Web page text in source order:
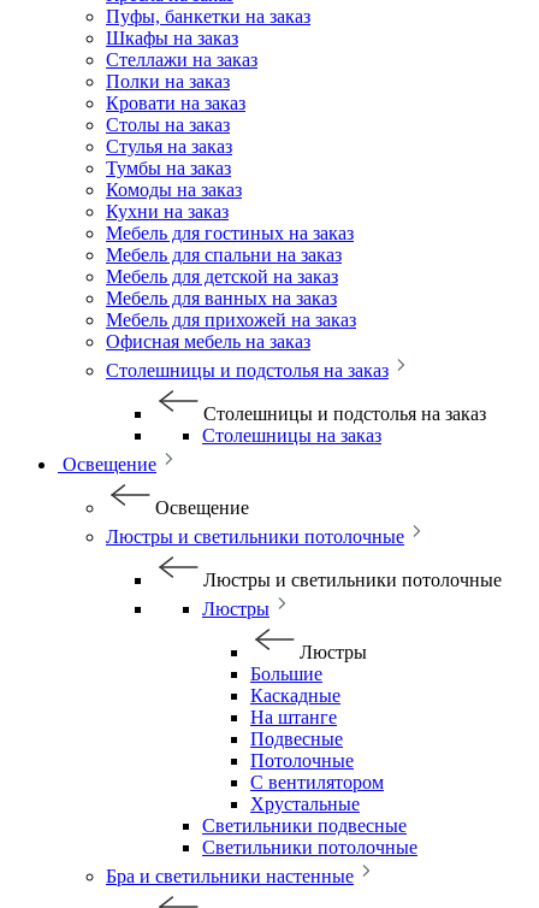
Пуфы, банкетки на заказ
Шкафы на заказ
Стеллажи на заказ
Полки на заказ
Кровати на заказ
Столы на заказ
Стулья на заказ
Тумбы на заказ
Комоды на заказ
Кухни на заказ
Мебель для гостиных на заказ
Мебель для спальни на заказ
Мебель для детской на заказ
Мебель для ванных на заказ
Мебель для прихожей на заказ
Офисная мебель на заказ
Столешницы и подстолья на заказ
Столешницы и подстолья на заказ
Столешницы на заказ
Освещение
Освещение
Люстры и светильники потолочные
Люстры и светильники потолочные
Люстры
Люстры
Большие
Каскадные
На штанге
Подвесные
Потолочные
С вентилятором
Хрустальные
Светильники подвесные
Светильники потолочные
Бра и светильники настенные